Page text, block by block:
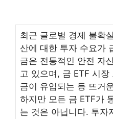
최근 글로벌 경제 불확
산에 대한 투자 수요가
금은 전통적인 안전 자
고 있으며, 금 ETF 시
금이 유입되는 등 뜨거
하지만 모든 금 ETF가
는 것은 아닙니다. 투자